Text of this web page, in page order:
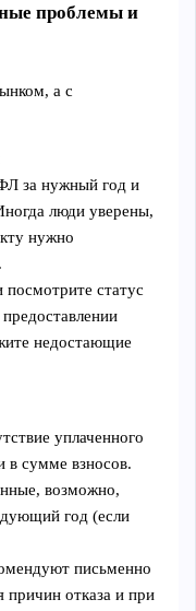
проблемы и
а с
за нужный год и
люди уверены,
нужно
статус
недостающие
уплаченного
сумме взносов.
возможно,
год (если
письменно
причин отказа и при